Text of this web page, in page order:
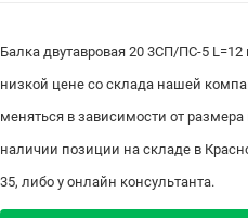
Балка двутавровая 20 3СП/ПС-5
низкой цене со склада нашей
меняться в зависимости от
наличии позиции на складе в
35, либо у онлайн консультанта.